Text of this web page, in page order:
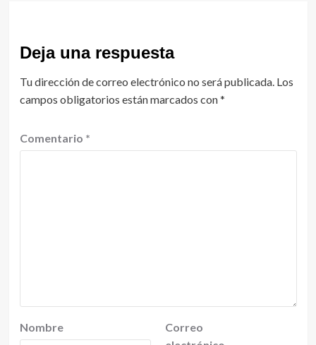
Deja una respuesta
Tu dirección de correo electrónico no será publicada. Los
campos obligatorios están marcados con*
Comentario *
Nombre
Correo